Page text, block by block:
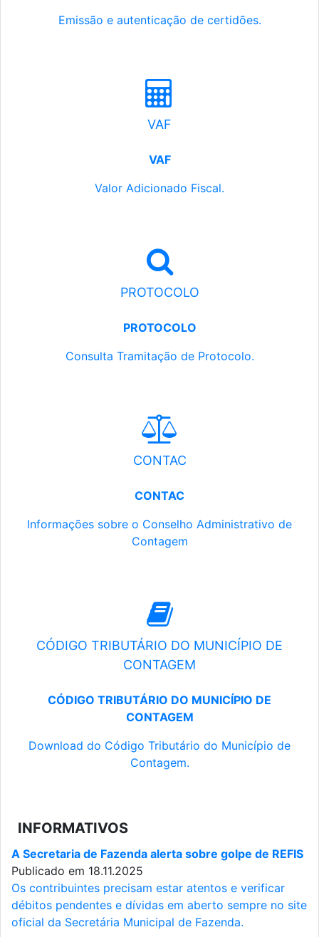
Emissão e autenticação de certidões.
VAF
VAF
Valor Adicionado Fiscal.
PROTOCOLO
PROTOCOLO
Consulta Tramitação de Protocolo.
CONTAC
CONTAC
Informações sobre o Conselho Administrativo de
Contagem
CÓDIGO TRIBUTÁRIO DO MUNICÍPIO DE
CONTAGEM
CÓDIGO TRIBUTÁRIO DO MUNICÍPIO DE
CONTAGEM
Download do Código Tributário do Município de
Contagem.
INFORMATIVOS
A Secretaria de Fazenda alerta sobre golpe de REFIS
Publicado em 18.11.2025
Os contribuintes precisam estar atentos e verificar
débitos pendentes e dívidas em aberto sempre no site
oficial da Secretária Municipal de Fazenda.